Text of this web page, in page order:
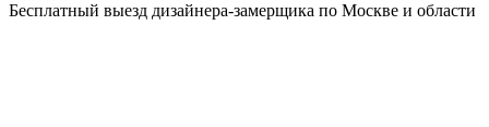
Бесплатный выезд дизайнера-замерщика по Москве и области